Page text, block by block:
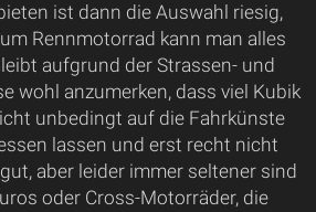
ist dann die Auswahl riesig,
Rennmotorrad kann man alles
aufgrund der Strassen- und
wohl anzumerken, dass viel Kubik
unbedingt auf die Fahrkünste
lassen und erst recht nicht
aber leider immer seltener sind
oder Cross-Motorräder, die